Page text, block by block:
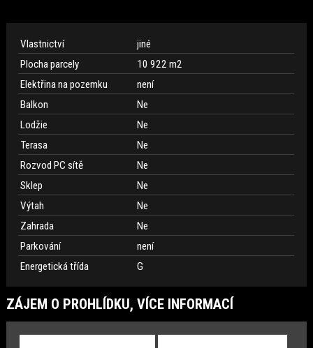
Vlastnictví
jiné
Plocha parcely
10 922 m2
Elektřina na pozemku
není
Balkon
Ne
Lodžie
Ne
Terasa
Ne
Rozvod PC sítě
Ne
Sklep
Ne
Výtah
Ne
Zahrada
Ne
Parkování
není
Energetická třída
G
ZÁJEM O PROHLÍDKU, VÍCE INFORMACÍ